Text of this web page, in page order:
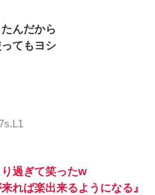
んだから
てもヨシ
過ぎて笑ったw
れば楽出来るようになる』